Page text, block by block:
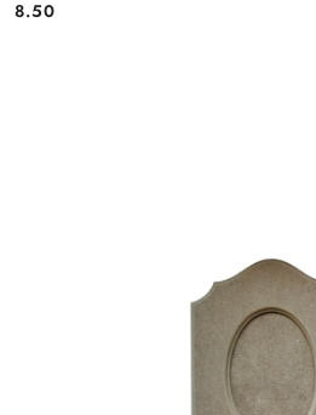
Cena:
8.50